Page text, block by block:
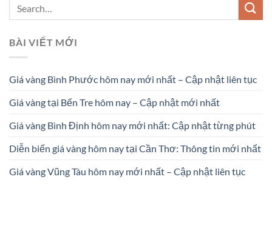
BÀI VIẾT MỚI
Giá vàng Bình Phước hôm nay mới nhất – Cập nhật liên tục
Giá vàng tại Bến Tre hôm nay – Cập nhật mới nhất
Giá vàng Bình Định hôm nay mới nhất: Cập nhật từng phút
Diễn biến giá vàng hôm nay tại Cần Thơ: Thông tin mới nhất
Giá vàng Vũng Tàu hôm nay mới nhất – Cập nhật liên tục